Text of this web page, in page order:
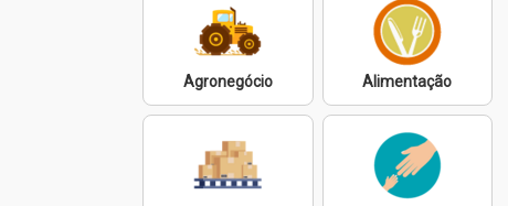
Agronegócio Alimentação